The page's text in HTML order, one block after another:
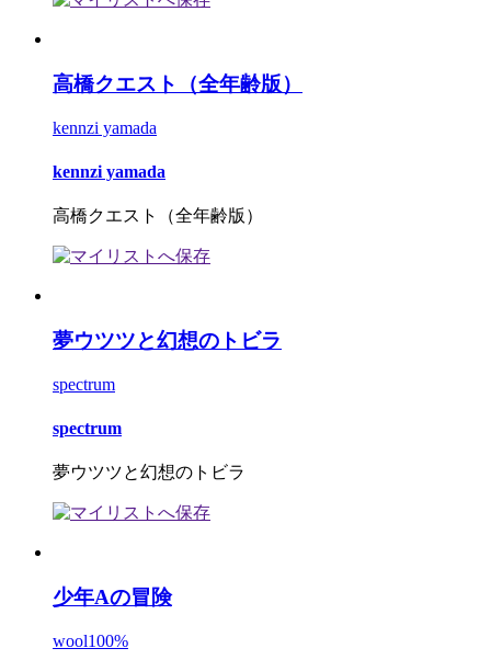
高橋クエスト（全年齢版）
kennzi yamada
kennzi yamada
高橋クエスト（全年齢版）
夢ウツツと幻想のトビラ
spectrum
spectrum
夢ウツツと幻想のトビラ
少年Aの冒険
wool100%